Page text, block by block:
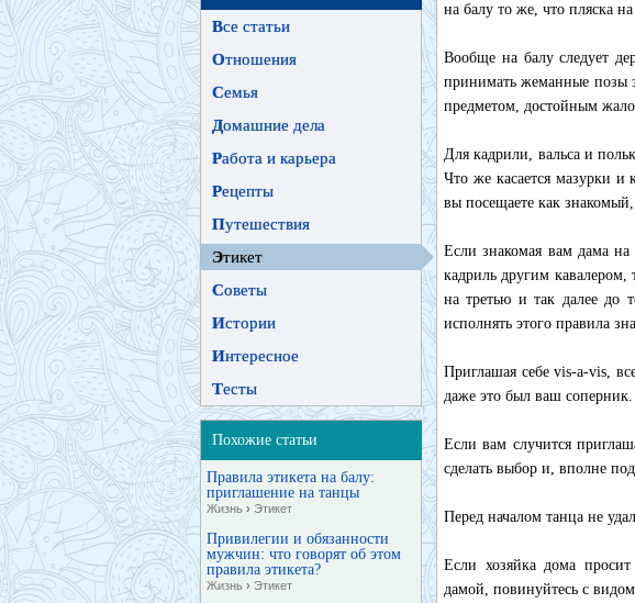
Все статьи
Отношения
Семья
Домашние дела
Работа и карьера
Рецепты
Путешествия
Этикет
Советы
Истории
Интересное
Тесты
Похожие статьи
Правила этикета на балу:
приглашение на танцы
Жизнь › Этикет
Привилегии и обязанности
мужчин: что говорят об этом
правила этикета?
Жизнь › Этикет
на балу то же, что пляска
Вообще на балу следует
принимать жеманные позы
предметом, достойным
Для кадрили, вальса и
Что же касается мазурки и
вы посещаете как
Если знакомая вам дама на
кадриль другим
на третью и так далее до
исполнять этого правила
Приглашая себе vis-a-vis,
даже это был ваш соперник.
Если вам случится
сделать выбор и, вполне
Перед началом танца не
Если хозяйка дома
дамой, повинуйтесь с видом